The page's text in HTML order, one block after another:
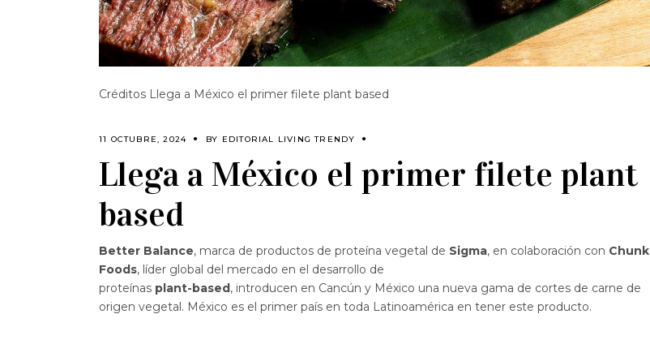
Créditos Llega a México el primer filete plant based
11 OCTUBRE, 2024 BY EDITORIAL LIVING TRENDY
Llega a México el primer filete plant
based
Better Balance, marca de productos de proteína vegetal de Sigma, en colaboración con Chunk
Foods, líder global del mercado en el desarrollo de
proteínas plant-based, introducen en Cancún y México una nueva gama de cortes de carne de
origen vegetal. México es el primer país en toda Latinoamérica en tener este producto.